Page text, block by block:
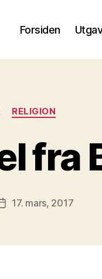
Forsiden
RELIGION
fra
Publiseringsdato
17. mars, 2017